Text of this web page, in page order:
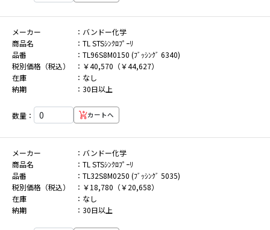
メーカー
バンドー化学
商品名
TL STSｼﾝｸﾛﾌﾟｰﾘ
品番
TL96S8M0150 (ﾌﾞｯｼﾝｸﾞ 6340)
税別価格（税込）
￥40,570（￥44,627）
在庫
なし
納期
30日以上
数量： カートへ
メーカー
バンドー化学
商品名
TL STSｼﾝｸﾛﾌﾟｰﾘ
品番
TL32S8M0250 (ﾌﾞｯｼﾝｸﾞ 5035)
税別価格（税込）
￥18,780（￥20,658）
在庫
なし
納期
30日以上